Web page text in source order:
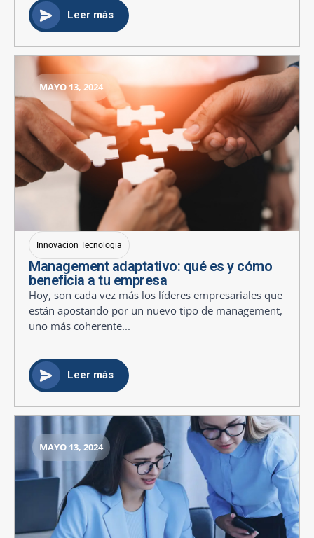
Leer más
MAYO 13, 2024
Innovacion Tecnologia
Management adaptativo: qué es y cómo
beneficia a tu empresa
Hoy, son cada vez más los líderes empresariales que
están apostando por un nuevo tipo de management,
uno más coherente...
Leer más
MAYO 13, 2024